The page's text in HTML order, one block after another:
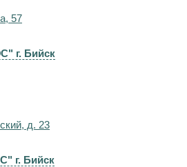
57
г. Бийск
д. 23
г. Бийск